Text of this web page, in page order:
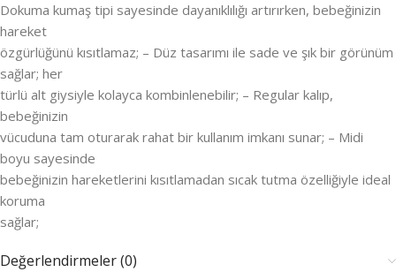
Dokuma kumaş tipi sayesinde dayanıklılığı artırırken, bebeğinizin
hareket
özgürlüğünü kısıtlamaz; – Düz tasarımı ile sade ve şık bir görünüm
sağlar; her
türlü alt giysiyle kolayca kombinlenebilir; – Regular kalıp,
bebeğinizin
vücuduna tam oturarak rahat bir kullanım imkanı sunar; – Midi
boyu sayesinde
bebeğinizin hareketlerini kısıtlamadan sıcak tutma özelliğiyle ideal
koruma
sağlar;
Değerlendirmeler (0)